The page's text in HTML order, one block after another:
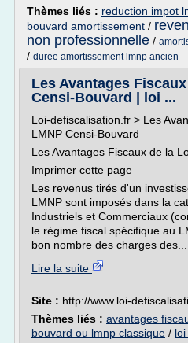
Thèmes liés : reduction impot
bouvard amortissement /
non professionnelle /
/ duree amortissement lmnp ancien
Les Avantages
Censi-Bouvard | loi ...
Loi-defiscalisation.fr > Les
LMNP Censi-Bouvard
Les Avantages Fiscaux de la
Imprimer cette page
Les revenus tirés d'un
LMNP sont imposés dans la
Industriels et Commerciaux
le régime fiscal spécifique au
bon nombre des charges des...
Lire la suite
Site : http://www.loi-
Thèmes liés : avantages
bouvard ou lmnp classique /